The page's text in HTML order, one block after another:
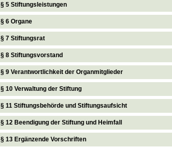
§ 5 Stiftungsleistungen
§ 6 Organe
§ 7 Stiftungsrat
§ 8 Stiftungsvorstand
§ 9 Verantwortlichkeit der Organmitglieder
§ 10 Verwaltung der Stiftung
§ 11 Stiftungsbehörde und Stiftungsaufsicht
§ 12 Beendigung der Stiftung und Heimfall
§ 13 Ergänzende Vorschriften